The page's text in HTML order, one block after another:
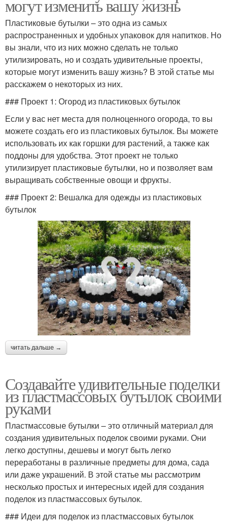
могут изменить вашу жизнь
Пластиковые бутылки – это одна из самых
распространенных и удобных упаковок для напитков. Но
вы знали, что из них можно сделать не только
утилизировать, но и создать удивительные проекты,
которые могут изменить вашу жизнь? В этой статье мы
расскажем о некоторых из них.
### Проект 1: Огород из пластиковых бутылок
Если у вас нет места для полноценного огорода, то вы
можете создать его из пластиковых бутылок. Вы можете
использовать их как горшки для растений, а также как
поддоны для удобства. Этот проект не только
утилизирует пластиковые бутылки, но и позволяет вам
выращивать собственные овощи и фрукты.
### Проект 2: Вешалка для одежды из пластиковых
бутылок
читать дальше →
Создавайте удивительные поделки
из пластмассовых бутылок своими
руками
Пластмассовые бутылки – это отличный материал для
создания удивительных поделок своими руками. Они
легко доступны, дешевы и могут быть легко
переработаны в различные предметы для дома, сада
или даже украшений. В этой статье мы рассмотрим
несколько простых и интересных идей для создания
поделок из пластмассовых бутылок.
### Идеи для поделок из пластмассовых бутылок